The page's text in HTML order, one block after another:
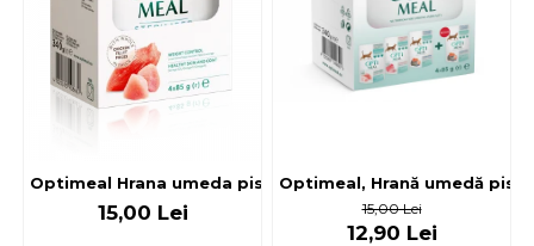
Optimeal Hrana umeda pisici
15,00 Lei
Optimeal, Hrană umedă
15,00 Lei
12,90 Lei